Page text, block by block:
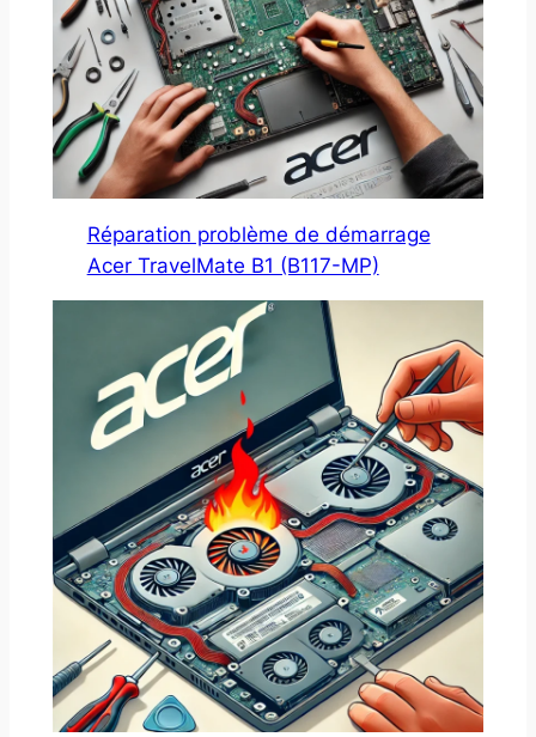
Réparation problème de démarrage
Acer TravelMate B1 (B117-MP)